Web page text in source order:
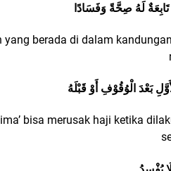
لَهُ صِحَّةً وَفَسَادًا
yang berada di dalam
بَعْدَ الْوُقُوْفِ أَوْ قَبْلَهُ
bisa merusak haji ketika